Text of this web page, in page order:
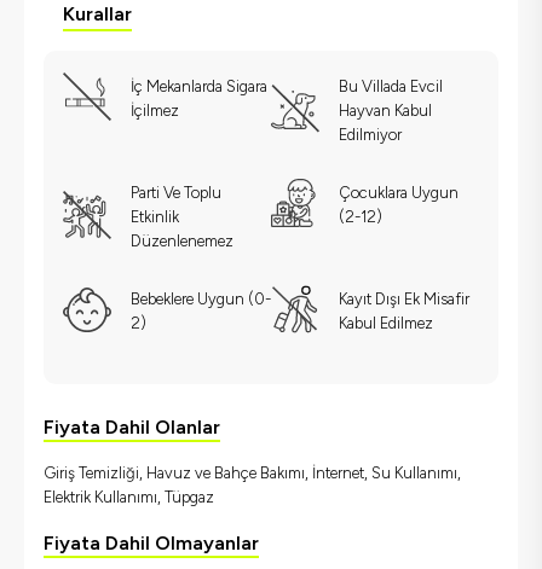
Kurallar
İç Mekanlarda Sigara
İçilmez
Bu Villada Evcil
Hayvan Kabul
Edilmiyor
Parti Ve Toplu
Etkinlik
Düzenlenemez
Çocuklara Uygun
(2-12)
Bebeklere Uygun (0-
2)
Kayıt Dışı Ek Misafir
Kabul Edilmez
Fiyata Dahil Olanlar
Giriş Temizliği, Havuz ve Bahçe Bakımı, İnternet, Su Kullanımı,
Elektrik Kullanımı, Tüpgaz
Fiyata Dahil Olmayanlar